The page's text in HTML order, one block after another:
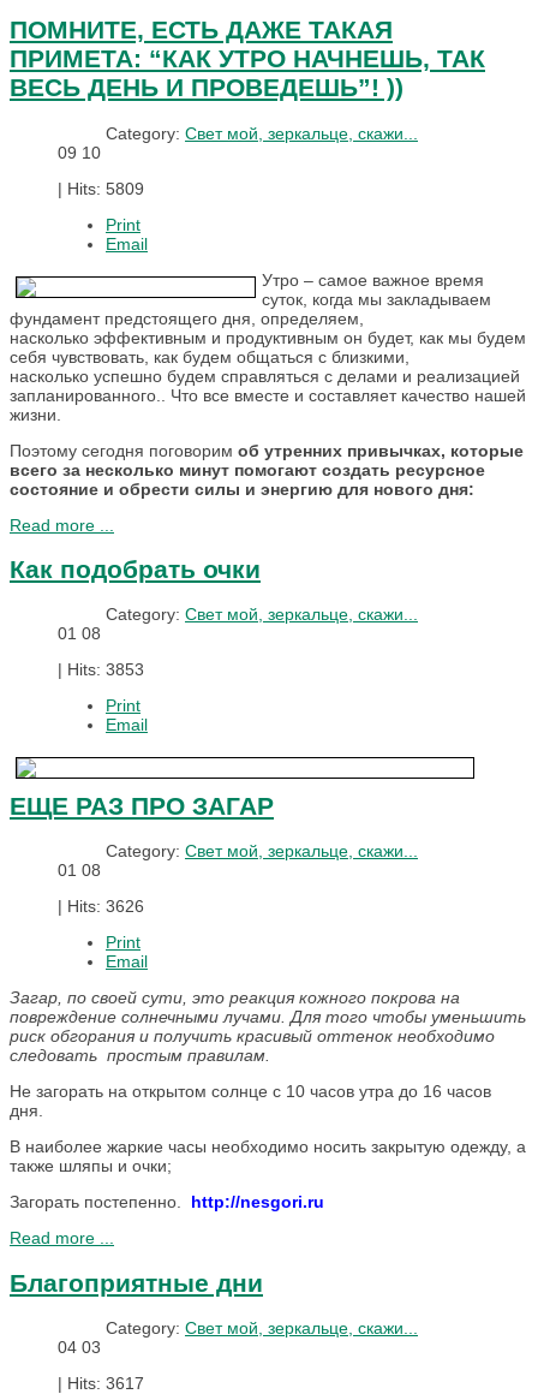
ПОМНИТЕ, ЕСТЬ ДАЖЕ ТАКАЯ
ПРИМЕТА: “КАК УТРО НАЧНЕШЬ, ТАК
ВЕСЬ ДЕНЬ И ПРОВЕДЕШЬ”! ))
Category: Свет мой, зеркальце, скажи...
09 10
| Hits: 5809
Print
Email
Утро – самое важное время
суток, когда мы закладываем
фундамент предстоящего дня, определяем,
насколько эффективным и продуктивным он будет, как мы будем
себя чувствовать, как будем общаться с близкими,
насколько успешно будем справляться с делами и реализацией
запланированного.. Что все вместе и составляет качество нашей
жизни.
Поэтому сегодня поговорим об утренних привычках, которые
всего за несколько минут помогают создать ресурсное
состояние и обрести силы и энергию для нового дня:
Read more ...
Как подобрать очки
Category: Свет мой, зеркальце, скажи...
01 08
| Hits: 3853
Print
Email
ЕЩЕ РАЗ ПРО ЗАГАР
Category: Свет мой, зеркальце, скажи...
01 08
| Hits: 3626
Print
Email
Загар, по своей сути, это реакция кожного покрова на
повреждение солнечными лучами. Для того чтобы уменьшить
риск обгорания и получить красивый оттенок необходимо
следовать простым правилам.
Не загорать на открытом солнце с 10 часов утра до 16 часов
дня.
В наиболее жаркие часы необходимо носить закрытую одежду, а
также шляпы и очки;
Загорать постепенно. http://nesgori.ru
Read more ...
Благоприятные дни
Category: Свет мой, зеркальце, скажи...
04 03
| Hits: 3617